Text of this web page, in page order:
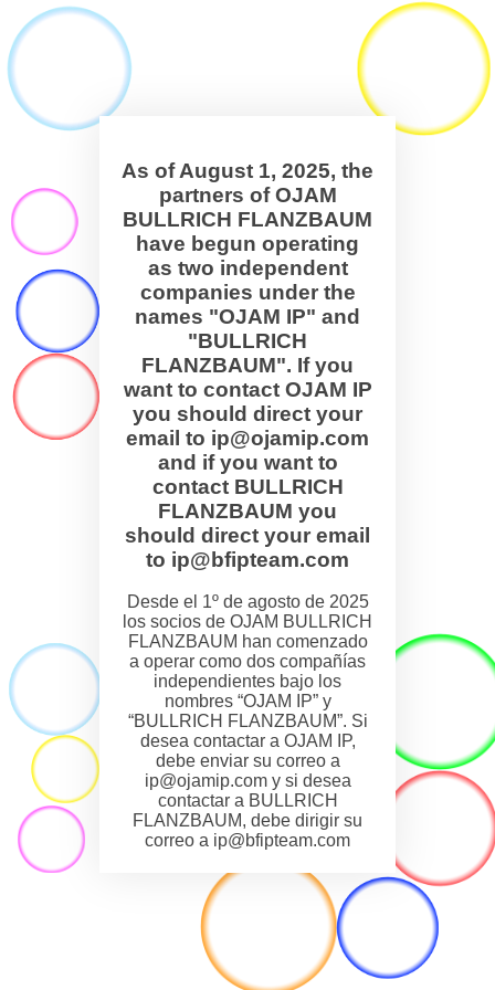
As of August 1, 2025, the
partners of OJAM
BULLRICH FLANZBAUM
have begun operating
as two independent
companies under the
names "OJAM IP" and
"BULLRICH
FLANZBAUM". If you
want to contact OJAM IP
you should direct your
email to ip@ojamip.com
and if you want to
contact BULLRICH
FLANZBAUM you
should direct your email
to ip@bfipteam.com
Desde el 1º de agosto de 2025
los socios de OJAM BULLRICH
FLANZBAUM han comenzado
a operar como dos compañías
independientes bajo los
nombres “OJAM IP” y
“BULLRICH FLANZBAUM”. Si
desea contactar a OJAM IP,
debe enviar su correo a
ip@ojamip.com y si desea
contactar a BULLRICH
FLANZBAUM, debe dirigir su
correo a ip@bfipteam.com